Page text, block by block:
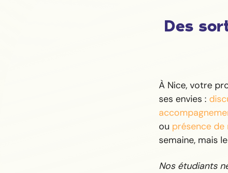
Des
À Nice, votre
ses envies :
ou présence de
semaine, mais
Nos étudiants